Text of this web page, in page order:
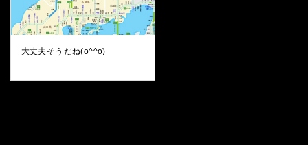
大丈夫そうだね(o^^o)